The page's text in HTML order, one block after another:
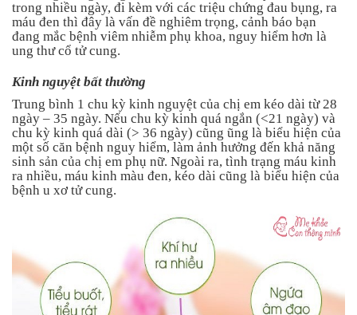
trong nhiều ngày, đi kèm với các triệu chứng đau bụng, ra
máu đen thì đây là vấn đề nghiêm trọng, cảnh báo bạn
đang mắc bệnh viêm nhiễm phụ khoa, nguy hiểm hơn là
ung thư cổ tử cung.
Kinh nguyệt bất thường
Trung bình 1 chu kỳ kinh nguyệt của chị em kéo dài từ 28
ngày – 35 ngày. Nếu chu kỳ kinh quá ngắn (<21 ngày) và
chu kỳ kinh quá dài (> 36 ngày) cũng ũng là biểu hiện của
một số căn bệnh nguy hiểm, làm ảnh hưởng đến khả năng
sinh sản của chị em phụ nữ. Ngoài ra, tình trạng máu kinh
ra nhiều, máu kinh màu đen, kéo dài cũng là biểu hiện của
bệnh u xơ tử cung.